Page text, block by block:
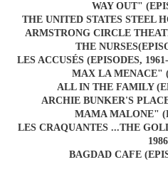
WAY OUT"
THE UNITED STATES STEEL
ARMSTRONG CIRCLE
THE
LES ACCUSÉS (EPISODES,
MAX LA MENACE"
ALL IN THE FAMILY
ARCHIE BUNKER'S
MAMA MALONE"
LES CRAQUANTES ...THE
BAGDAD CAFE